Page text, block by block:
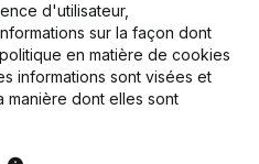
d'utilisateur,
sur la façon dont
en matière de cookies
informations sont visées et
manière dont elles sont
Monitoring
Recherche internationale